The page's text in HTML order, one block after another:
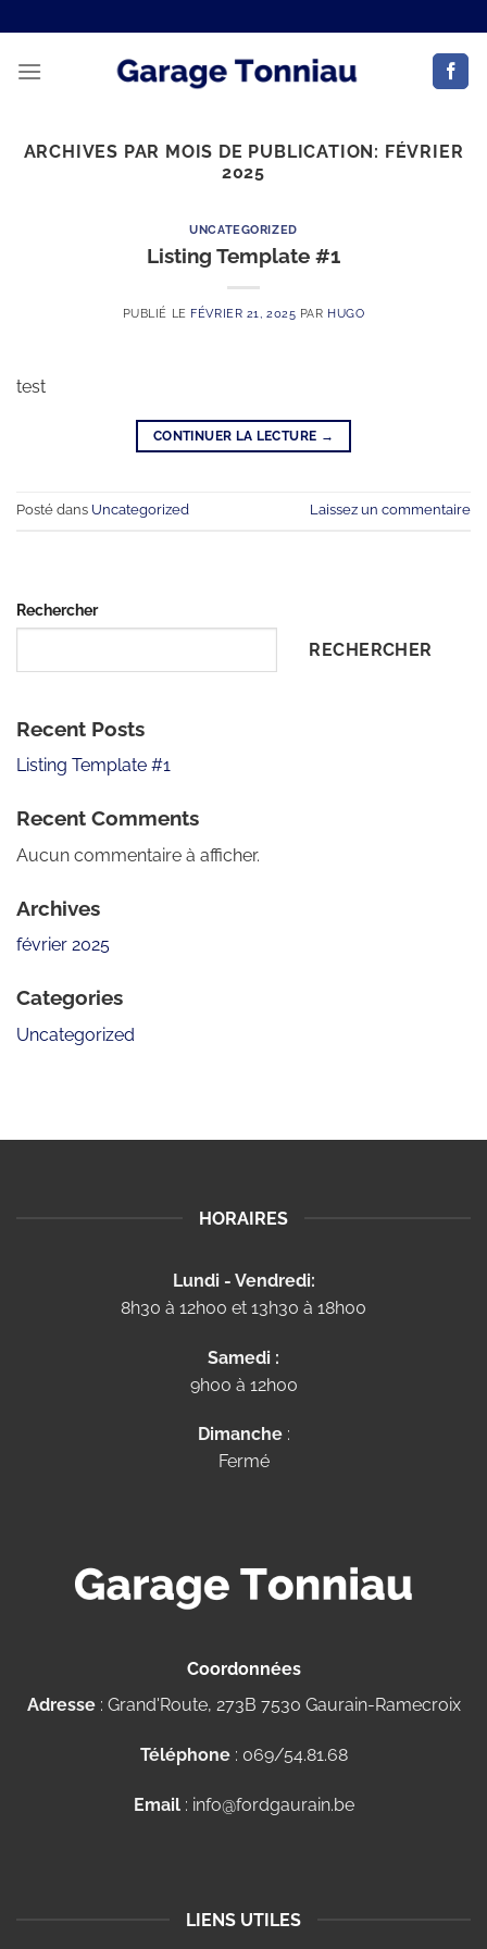
ARCHIVES PAR MOIS DE PUBLICATION: FÉVRIER
2025
UNCATEGORIZED
Listing Template #1
PUBLIÉ LE FÉVRIER 21, 2025 PAR HUGO
test
CONTINUER LA LECTURE →
Posté dans Uncategorized Laissez un commentaire
Rechercher
RECHERCHER
Recent Posts
Listing Template #1
Recent Comments
Aucun commentaire à afficher.
Archives
février 2025
Categories
Uncategorized
HORAIRES
Lundi - Vendredi:
8h30 à 12h00 et 13h30 à 18h00
Samedi :
9h00 à 12h00
Dimanche:
Fermé
Coordonnées
Adresse: Grand'Route, 273B 7530 Gaurain-Ramecroix
Téléphone: 069/54.81.68
Email: info@fordgaurain.be
LIENS UTILES